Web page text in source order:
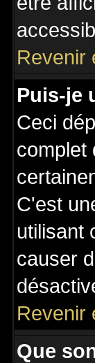
Revenir
Puis-je
Ceci
complet
C'est
utilisant
causer
Revenir
Que